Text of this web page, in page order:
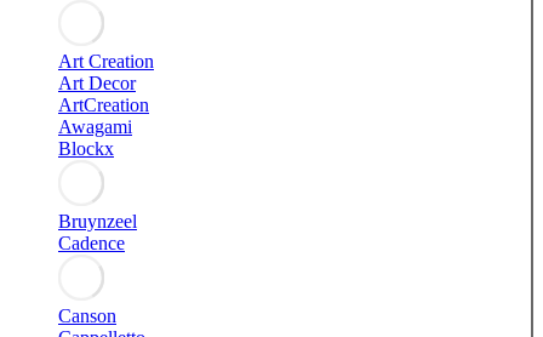
Art Creation
Art Decor
ArtCreation
Awagami
Blockx
Bruynzeel
Cadence
Canson